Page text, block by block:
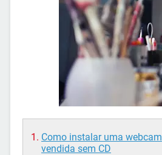
Como instalar uma webcam
vendida sem CD